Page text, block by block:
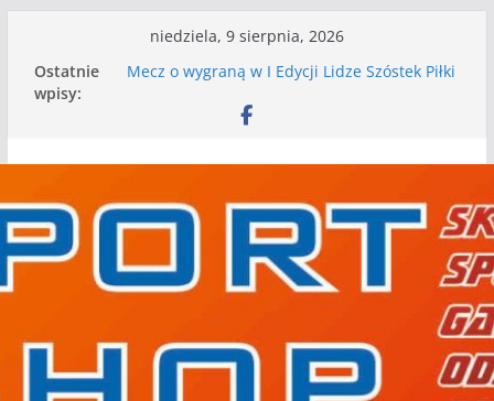
treści
niedziela, 9 sierpnia, 2026
Ostatnie
wpisy:
Mecz o wygraną w I Edycji Lidze Szóstek Piłki
Nasze piłkarskie zespoły w toku przygotowań
Kolejne gry kontrolne naszych piłkarskich
WKS wygrywa pierwszą edycję Ligi Szóstek w
Gwdzie Wielkiej
I mamy kolejne gry kontrolne, piłkarskie
granie przed nami